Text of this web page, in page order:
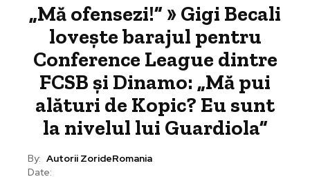
„Mă ofensezi!” » Gigi Becali
lovește barajul pentru
Conference League dintre
FCSB și Dinamo: „Mă pui
alături de Kopic? Eu sunt
la nivelul lui Guardiola”
By: Autorii ZorideRomania
Date: